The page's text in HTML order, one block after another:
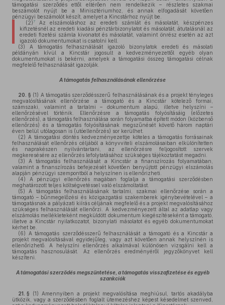
támogatási szerződés ettől eltérően nem rendelkezik – részletes szakmai
beszámolót nyújt be a Minisztériumhoz, és annak elfogadását követően
pénzügyi beszámolót készít, amelyet a Kincstárhoz nyújt be.
(2)7Az elszámoláshoz az eredeti számlát és másolatát, készpénzes
kifizetésnél az eredeti kiadási pénztárbizonylatot és másolatát, átutalásnál az
eredeti fizetési számla kivonatot és másolatát, valamint önrész esetén az azt
igazoló dokumentumokat is csatolni kell.
(3) A támogatás felhasználását igazoló bizonylatok eredeti és másolati
példányán kívül a Kincstár jogosult a kedvezményezettől egyéb olyan
dokumentumokat is bekérni, amelyek a támogatási összeg támogatási célnak
megfelelő felhasználását igazolják.
A támogatás felhasználásának ellenőrzése
20. § (1) A támogatás szerződésszerű felhasználásának és a projekt tényleges
megvalósításának ellenőrzése a támogató és a Kincstár kötelező formai,
számszaki, valamint a tartalmi – dokumentum alapú, illetve helyszíni –
ellenőrzésével történik. Ellenőrzésre a támogatás folyósításáig (előzetes
ellenőrzés), a támogatás felhasználása során folyamatba épített módon (közbenső
ellenőrzés) és a támogatás folyósításának megszűnését követő három naptári
éven belül utólagosan is (utóellenőrzés) sor kerülhet.
(2) A támogatási döntés kedvezményezettje köteles a támogatás forrásainak
felhasználását ellenőrzés céljából a könyvviteli elszámolásaiban elkülönítetten
és naprakészen nyilvántartani, az ellenőrzésre feljogosított szervek
megkeresésére az ellenőrzés lefolytatásához szükséges tájékoztatást megadni.
(3) A támogatás felhasználását a Kincstár a finanszírozás folyamatában,
valamint a finanszírozás befejezését követően benyújtott pénzügyi elszámolás
alapján pénzügyi szempontból a helyszínen is ellenőrizheti.
(4) A pénzügyi ellenőrzés magában foglalja a támogatási szerződésben
meghatározott teljes költségvetéssel való elszámoltatást.
(5) A támogatás felhasználásának tartalmi, szakmai ellenőrzése során a
támogató – bűnmegelőzési és közigazgatási szakemberek igénybevételével – a
támogatásnak a pályázati kiírás céljának megfelelő és a projekt megvalósításához
szükséges felhasználását ellenőrzi. A kedvezményezett által az adatlap vagy
elszámolás mellékleteként megküldött dokumentum kiegészítéseként a támogató,
illetve a Kincstár nyilatkozatot, bizonylati másolatot és egyéb dokumentumokat
kérhet be.
(6) A támogatás szerződésszerű felhasználását a támogató és a Kincstár a
projekt megvalósításával egyidejűleg, vagy azt követően annak helyszínén is
ellenőrizhető. A helyszíni ellenőrzés alkalmával különösen vizsgálni kell a
támogatás hasznosulását. Az ellenőrzés eredményéről jegyzőkönyvet kell
készíteni.
A támogatási szerződés megszüntetése, a támogatás visszafizetése és egyéb
szankciók
21. § (1) Amennyiben a projekt megvalósítása meghiúsul, tartós akadályba
ütközik, vagy a szerződésben foglalt ütemezéshez képest késedelmet szenved,